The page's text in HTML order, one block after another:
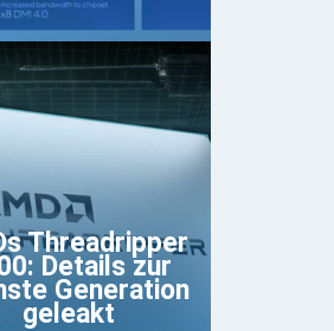
Threadripper
Details zur
Generation
geleakt